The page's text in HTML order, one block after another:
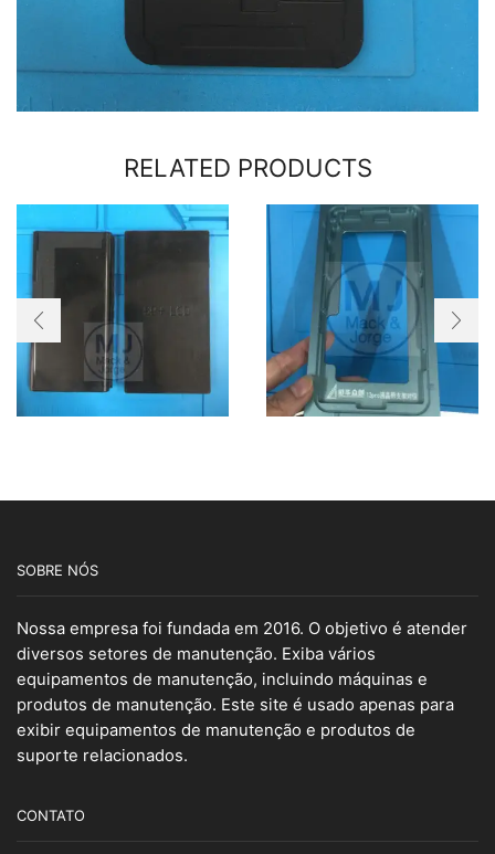
RELATED PRODUCTS
SOBRE NÓS
Nossa empresa foi fundada em 2016. O objetivo é atender
diversos setores de manutenção. Exiba vários
equipamentos de manutenção, incluindo máquinas e
produtos de manutenção. Este site é usado apenas para
exibir equipamentos de manutenção e produtos de
suporte relacionados.
CONTATO